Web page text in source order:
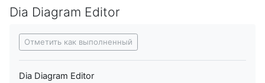
Dia Diagram Editor
Отметить как выполненный
Dia Diagram Editor